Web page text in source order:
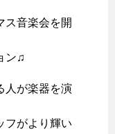
ス音楽会を開
ン♫
人が楽器を演
フがより輝い